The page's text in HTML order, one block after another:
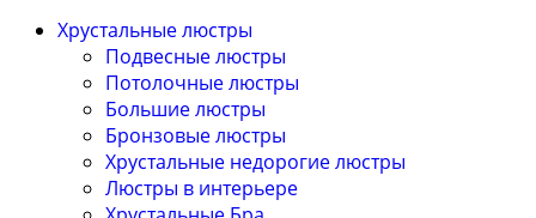
Хрустальные люстры
Подвесные люстры
Потолочные люстры
Большие люстры
Бронзовые люстры
Хрустальные недорогие люстры
Люстры в интерьере